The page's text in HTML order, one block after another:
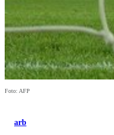
Foto: AFP
arb